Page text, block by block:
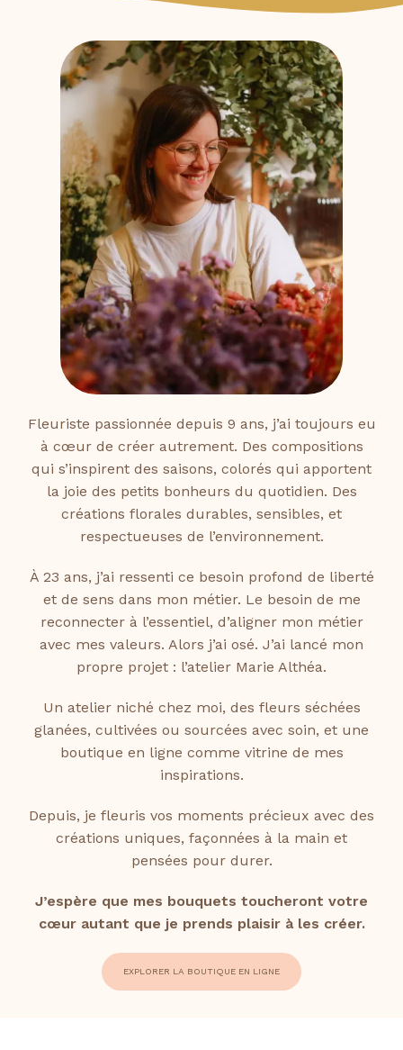
Fleuriste passionnée depuis 9 ans, j’ai toujours eu
à cœur de créer autrement. Des compositions
qui s’inspirent des saisons, colorés qui apportent
la joie des petits bonheurs du quotidien. Des
créations florales durables, sensibles, et
respectueuses de l’environnement.
À 23 ans, j’ai ressenti ce besoin profond de liberté
et de sens dans mon métier. Le besoin de me
reconnecter à l’essentiel, d’aligner mon métier
avec mes valeurs. Alors j’ai osé. J’ai lancé mon
propre projet : l’atelier Marie Althéa.
Un atelier niché chez moi, des fleurs séchées
glanées, cultivées ou sourcées avec soin, et une
boutique en ligne comme vitrine de mes
inspirations.
Depuis, je fleuris vos moments précieux avec des
créations uniques, façonnées à la main et
pensées pour durer.
J’espère que mes bouquets toucheront votre
cœur autant que je prends plaisir à les créer.
EXPLORER LA BOUTIQUE EN LIGNE